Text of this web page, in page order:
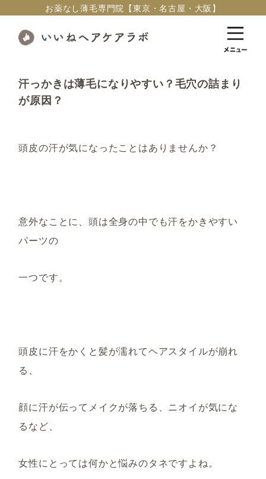
お薬なし薄毛専門院【東京・名古屋・大阪】
汗っかきは薄毛になりやすい？毛穴の詰まり
が原因？
頭皮の汗が気になったことはありませんか？
意外なことに、頭は全身の中でも汗をかきやすい
パーツの
一つです。
頭皮に汗をかくと髪が濡れてヘアスタイルが崩れ
る 、
顔に汗が伝ってメイクが落ち る 、 ニオイ が気にな
るなど、
女性にとっては何かと悩みのタネですよね。